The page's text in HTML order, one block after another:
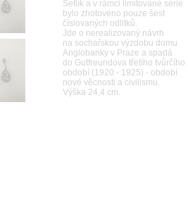
Šetlík a v rámci limitované série
bylo zhotoveno pouze šest
číslovaných odlitků.
Jde o nerealizovaný návrh
na sochařskou výzdobu domu
Anglobanky v Praze a spadá
do Gutfreundova třetího tvůrčího
období (1920 - 1925) - období
nové věcnosti a civilismu.
Výška 24,4 cm.